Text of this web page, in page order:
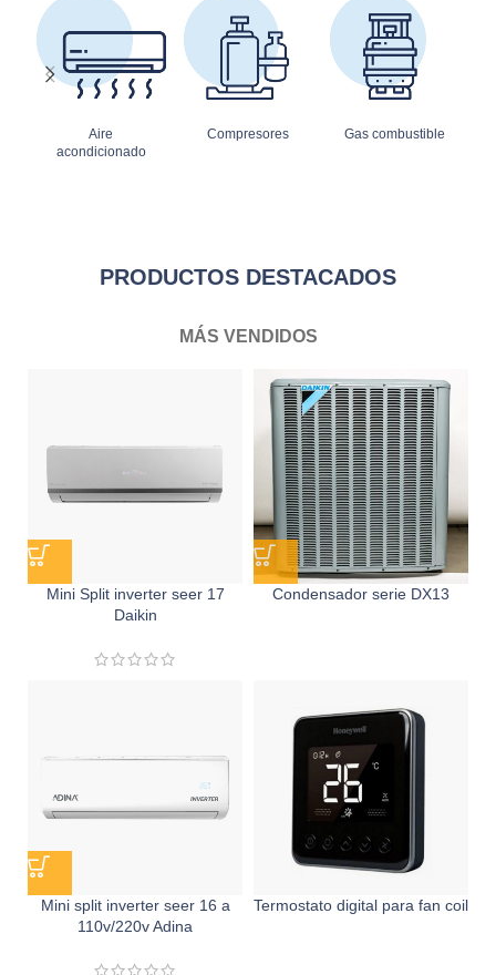
Aire
acondicionado
Compresores Gas combustible
PRODUCTOS DESTACADOS
MÁS VENDIDOS
Mini Split inverter seer 17
Daikin
Condensador serie DX13
Mini split inverter seer 16 a
110v/220v Adina
Termostato digital para fan coil